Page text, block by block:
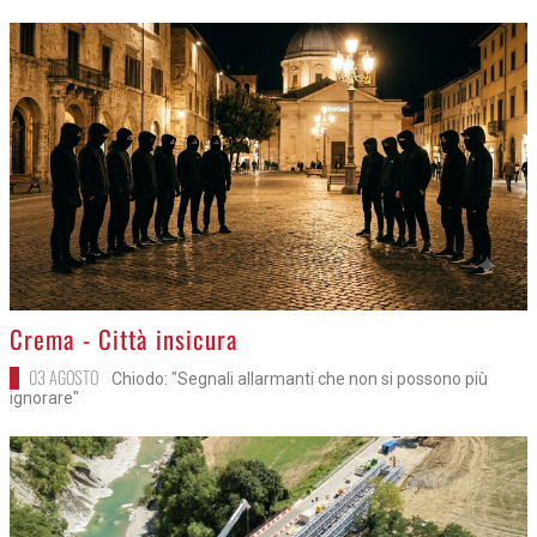
>
Crema - Città insicura
03 AGOSTO
Chiodo: "Segnali allarmanti che non si possono più
ignorare"